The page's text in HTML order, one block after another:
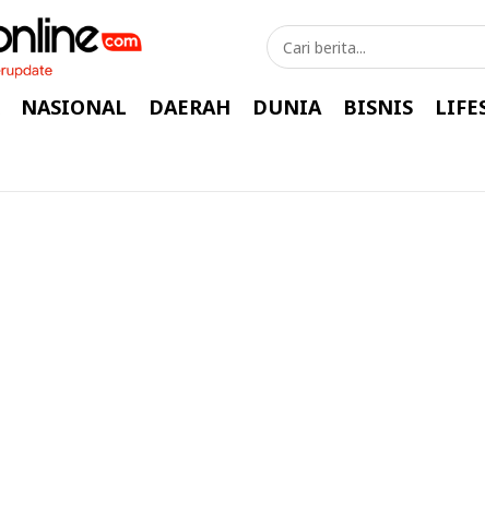
NASIONAL DAERAH DUNIA BISNIS